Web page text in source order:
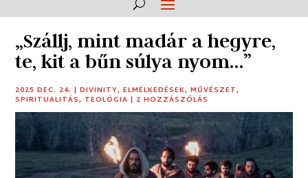
„Szállj, mint madár a hegyre,
te, kit a bűn súlya nyom…”
2025 DEC. 24. |DIVINITY,ELMÉLKEDÉSEK,MŰVÉSZET,
SPIRITUALITÁS, TEOLÓGIA | 2 HOZZÁSZÓLÁS